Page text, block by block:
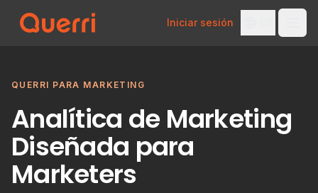
Iniciar sesión
QUERRI PARA MARKETING
Analítica de Marketing
Diseñada para
Marketers